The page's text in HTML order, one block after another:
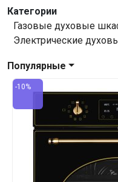
Категории
Газовые духовые
Электрические
Популярные
-10%